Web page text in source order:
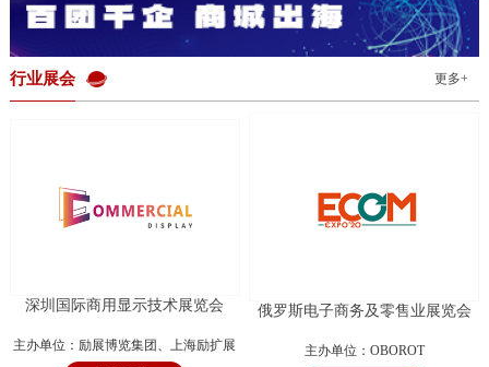
行业展会 更多+
深圳国际商用显示技术展览会
主办单位：励展博览集团、上海励扩展
俄罗斯电子商务及零售业展览会
主办单位：OBOROT